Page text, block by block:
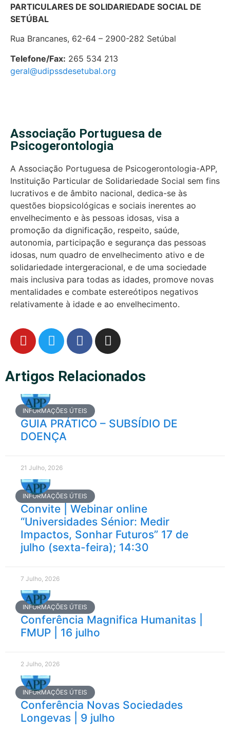
PARTICULARES DE SOLIDARIEDADE SOCIAL DE
SETÚBAL
Rua Brancanes, 62-64 – 2900-282 Setúbal
Telefone/Fax: 265 534 213
geral@udipssdesetubal.org
Associação Portuguesa de
Psicogerontologia
A Associação Portuguesa de Psicogerontologia-APP,
Instituição Particular de Solidariedade Social sem fins
lucrativos e de âmbito nacional, dedica-se às
questões biopsicológicas e sociais inerentes ao
envelhecimento e às pessoas idosas, visa a
promoção da dignificação, respeito, saúde,
autonomia, participação e segurança das pessoas
idosas, num quadro de envelhecimento ativo e de
solidariedade intergeracional, e de uma sociedade
mais inclusiva para todas as idades, promove novas
mentalidades e combate estereótipos negativos
relativamente à idade e ao envelhecimento.
Artigos Relacionados
INFORMAÇÕES ÚTEIS
GUIA PRÁTICO – SUBSÍDIO DE
DOENÇA
21 Julho, 2026
INFORMAÇÕES ÚTEIS
Convite | Webinar online
“Universidades Sénior: Medir
Impactos, Sonhar Futuros” 17 de
julho (sexta-feira); 14:30
7 Julho, 2026
INFORMAÇÕES ÚTEIS
Conferência Magnifica Humanitas |
FMUP | 16 julho
2 Julho, 2026
INFORMAÇÕES ÚTEIS
Conferência Novas Sociedades
Longevas | 9 julho